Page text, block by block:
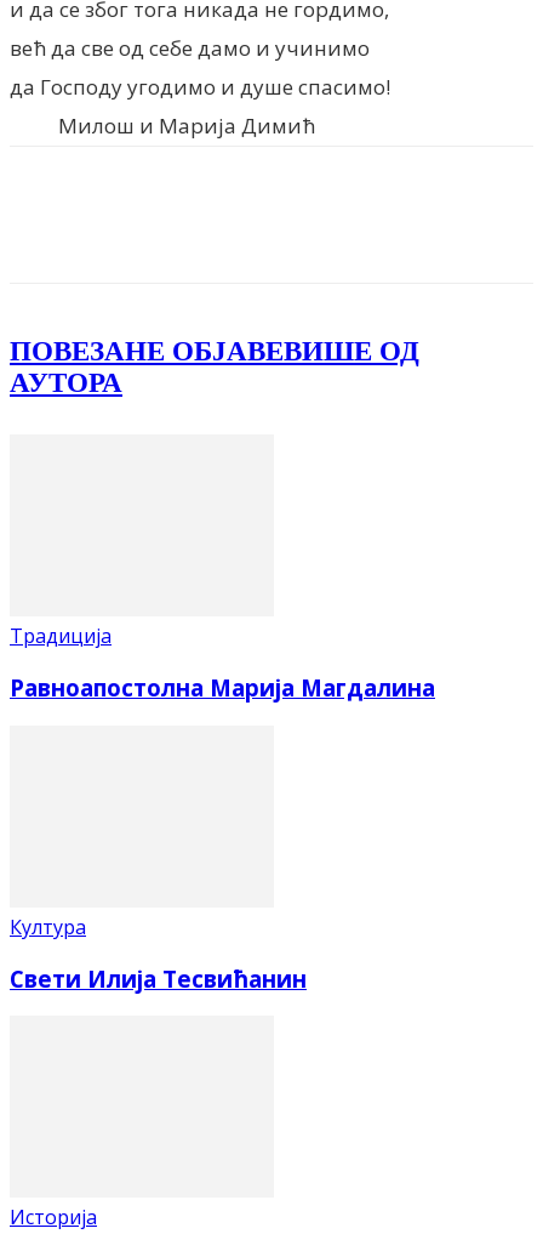
и да се због тога никада не гордимо,
већ да све од себе дамо и учинимо
да Господу угодимо и душе спасимо!
Милош и Марија Димић
ПОВЕЗАНЕ ОБЈАВЕВИШЕ ОД
АУТОРА
Традиција
Равноапостолна Марија Магдалина
Култура
Свети Илија Тесвићанин
Историја